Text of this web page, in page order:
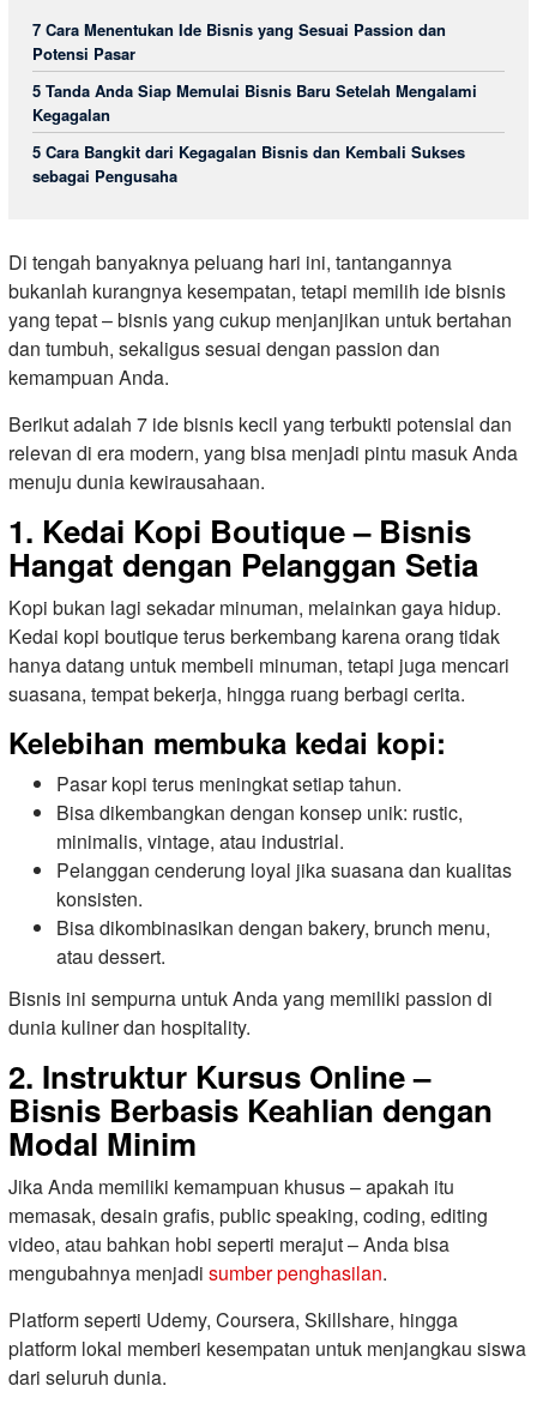
7 Cara Menentukan Ide Bisnis yang Sesuai Passion dan
Potensi Pasar
5 Tanda Anda Siap Memulai Bisnis Baru Setelah Mengalami
Kegagalan
5 Cara Bangkit dari Kegagalan Bisnis dan Kembali Sukses
sebagai Pengusaha
Di tengah banyaknya peluang hari ini, tantangannya
bukanlah kurangnya kesempatan, tetapi memilih ide bisnis
yang tepat – bisnis yang cukup menjanjikan untuk bertahan
dan tumbuh, sekaligus sesuai dengan passion dan
kemampuan Anda.
Berikut adalah 7 ide bisnis kecil yang terbukti potensial dan
relevan di era modern, yang bisa menjadi pintu masuk Anda
menuju dunia kewirausahaan.
1. Kedai Kopi Boutique – Bisnis
Hangat dengan Pelanggan Setia
Kopi bukan lagi sekadar minuman, melainkan gaya hidup.
Kedai kopi boutique terus berkembang karena orang tidak
hanya datang untuk membeli minuman, tetapi juga mencari
suasana, tempat bekerja, hingga ruang berbagi cerita.
Kelebihan membuka kedai kopi:
Pasar kopi terus meningkat setiap tahun.
Bisa dikembangkan dengan konsep unik: rustic,
minimalis, vintage, atau industrial.
Pelanggan cenderung loyal jika suasana dan kualitas
konsisten.
Bisa dikombinasikan dengan bakery, brunch menu,
atau dessert.
Bisnis ini sempurna untuk Anda yang memiliki passion di
dunia kuliner dan hospitality.
2. Instruktur Kursus Online –
Bisnis Berbasis Keahlian dengan
Modal Minim
Jika Anda memiliki kemampuan khusus – apakah itu
memasak, desain grafis, public speaking, coding, editing
video, atau bahkan hobi seperti merajut – Anda bisa
mengubahnya menjadi sumber penghasilan.
Platform seperti Udemy, Coursera, Skillshare, hingga
platform lokal memberi kesempatan untuk menjangkau siswa
dari seluruh dunia.